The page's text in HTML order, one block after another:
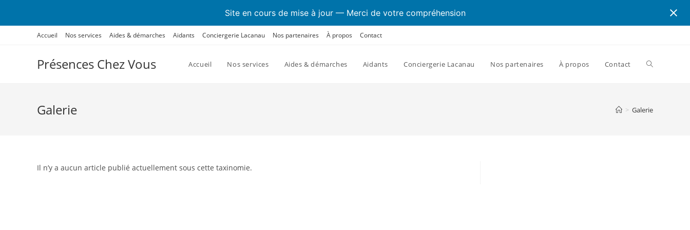
Site en cours de mise à jour — Merci de votre compréhension
Accueil Nos services Aides & démarches Aidants Conciergerie Lacanau Nos partenaires À propos Contact
Présences Chez Vous Accueil Nos services Aides & démarches Aidants Conciergerie Lacanau Nos partenaires À propos Contact
Galerie > Galerie
Il n’y a aucun article publié actuellement sous cette taxinomie.